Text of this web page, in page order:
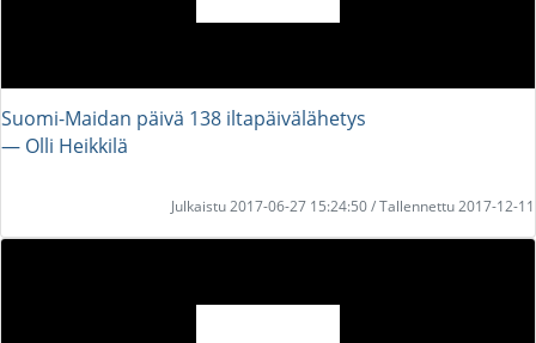
Suomi-Maidan päivä 138 iltapäivälähetys
― Olli Heikkilä
Julkaistu 2017-06-27 15:24:50 / Tallennettu 2017-12-11